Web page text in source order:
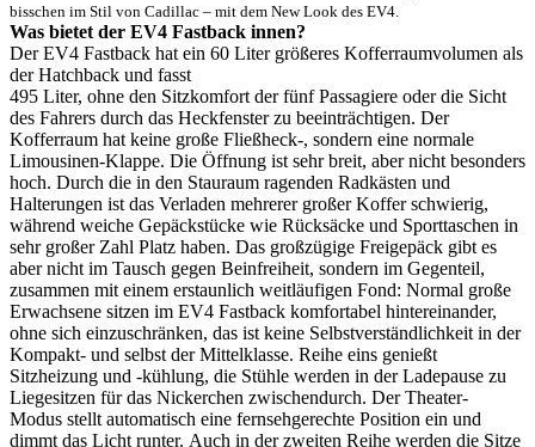
bisschen im Stil von Cadillac – mit dem New Look des EV4.
Was bietet der EV4 Fastback innen?
Der EV4 Fastback hat ein 60 Liter größeres Kofferraumvolumen als
der Hatchback und fasst
495 Liter, ohne den Sitzkomfort der fünf Passagiere oder die Sicht
des Fahrers durch das Heckfenster zu beeinträchtigen. Der
Kofferraum hat keine große Fließheck-, sondern eine normale
Limousinen-Klappe. Die Öffnung ist sehr breit, aber nicht besonders
hoch. Durch die in den Stauraum ragenden Radkästen und
Halterungen ist das Verladen mehrerer großer Koffer schwierig,
während weiche Gepäckstücke wie Rücksäcke und Sporttaschen in
sehr großer Zahl Platz haben. Das großzügige Freigepäck gibt es
aber nicht im Tausch gegen Beinfreiheit, sondern im Gegenteil,
zusammen mit einem erstaunlich weitläufigen Fond: Normal große
Erwachsene sitzen im EV4 Fastback komfortabel hintereinander,
ohne sich einzuschränken, das ist keine Selbstverständlichkeit in der
Kompakt- und selbst der Mittelklasse. Reihe eins genießt
Sitzheizung und -kühlung, die Stühle werden in der Ladepause zu
Liegesitzen für das Nickerchen zwischendurch. Der Theater-
Modus stellt automatisch eine fernsehgerechte Position ein und
dimmt das Licht runter. Auch in der zweiten Reihe werden die Sitze